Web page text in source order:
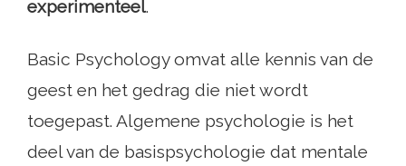
experimenteel.
Basic Psychology omvat alle kennis van de
geest en het gedrag die niet wordt
toegepast. Algemene psychologie is het
deel van de basispsychologie dat mentale